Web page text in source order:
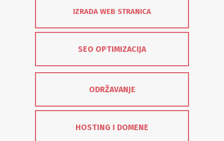
IZRADA WEB STRANICA
SEO OPTIMIZACIJA
ODRŽAVANJE
HOSTING I DOMENE